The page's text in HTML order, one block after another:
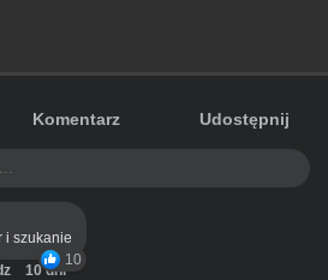
Komentarz Udostępnij
i szukanie
10
10 dni